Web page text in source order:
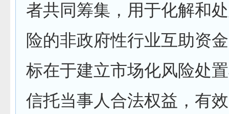
者共同筹集，用于化解和
险的非政府性行业互助资
标在于建立市场化风险处
信托当事人合法权益，有